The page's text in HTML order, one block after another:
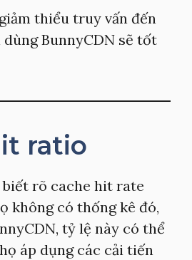
thiểu truy vấn đến
BunnyCDN sẽ tốt
ratio
biết rõ cache hit rate
không có thống kê đó,
tỷ lệ này có thể
áp dụng các cải tiến